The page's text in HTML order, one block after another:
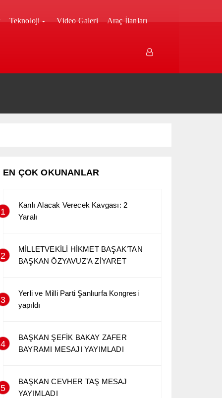
Teknoloji Video Galeri Araç İlanları
EN ÇOK OKUNANLAR
1
Kanlı Alacak Verecek Kavgası: 2
Yaralı
2
MİLLETVEKİLİ HİKMET BAŞAK’TAN
BAŞKAN ÖZYAVUZ’A ZİYARET
3
Yerli ve Milli Parti Şanlıurfa Kongresi
yapıldı
4
BAŞKAN ŞEFİK BAKAY ZAFER
BAYRAMI MESAJI YAYIMLADI
5
BAŞKAN CEVHER TAŞ MESAJ
YAYIMLADI